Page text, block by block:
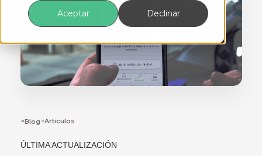
Aceptar
Declinar
>Blog>Articulos
ÚLTIMA ACTUALIZACIÓN